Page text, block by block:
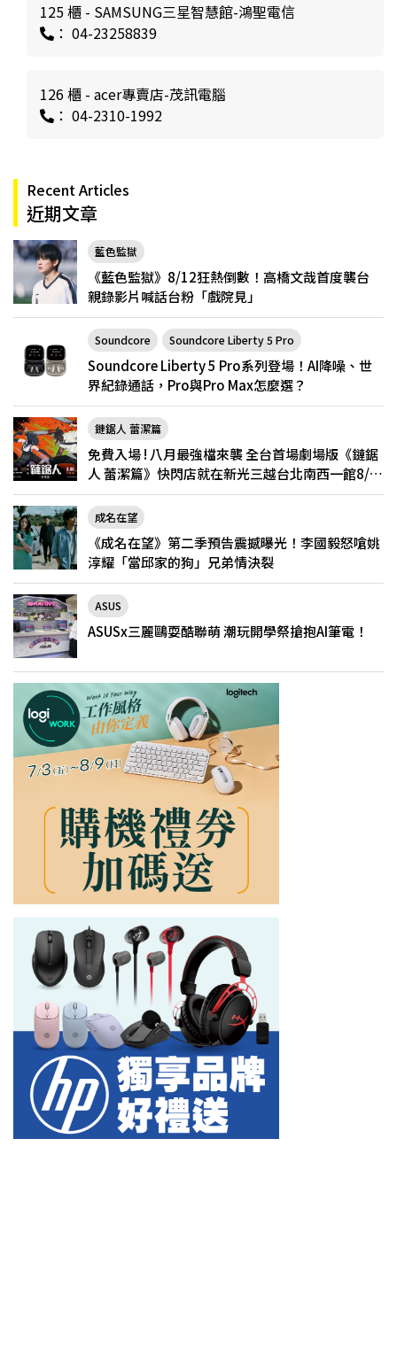
125 櫃 - SAMSUNG三星智慧館-鴻聖電信
： 04-23258839
126 櫃 - acer專賣店-茂訊電腦
： 04-2310-1992
Recent Articles
近期文章
藍色監獄
《藍色監獄》8/12狂熱倒數！高橋文哉首度襲台
親錄影片喊話台粉「戲院見」
Soundcore Soundcore Liberty 5 Pro
Soundcore Liberty 5 Pro系列登場！AI降噪、世
界紀錄通話，Pro與Pro Max怎麼選？
鏈鋸人 蕾潔篇
免費入場 ! 八月最強檔來襲 全台首場劇場版《鏈鋸
人 蕾潔篇》快閃店就在新光三越台北南西一館8/6
限定登場
成名在望
《成名在望》第二季預告震撼曝光！李國毅怒嗆姚
淳耀「當邱家的狗」兄弟情決裂
ASUS
ASUSx三麗鷗耍酷聯萌 潮玩開學祭搶抱AI筆電！